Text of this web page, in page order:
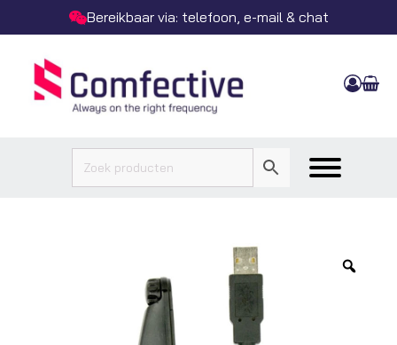
Bereikbaar via: telefoon, e-mail & chat